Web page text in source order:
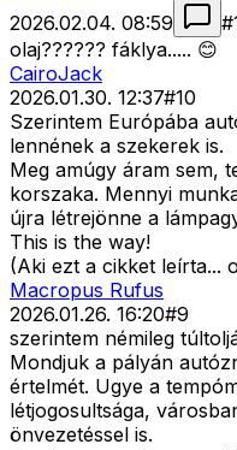
2026.02.04. 08:59
#
olaj?????? fáklya..... 😊
CairoJack
2026.01.30. 12:37#10
Szerintem Európába
lennének a szekerek is.
Meg amúgy áram sem,
korszaka. Mennyi
újra létrejönne a
This is the way!
(Aki ezt a cikket leírta...
Macropus Rufus
2026.01.26. 16:20#9
szerintem némileg
Mondjuk a pályán
értelmét. Ugye a
létjogosultsága,
önvezetéssel is.